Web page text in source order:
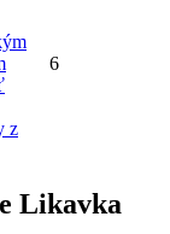
z
6
Likavka